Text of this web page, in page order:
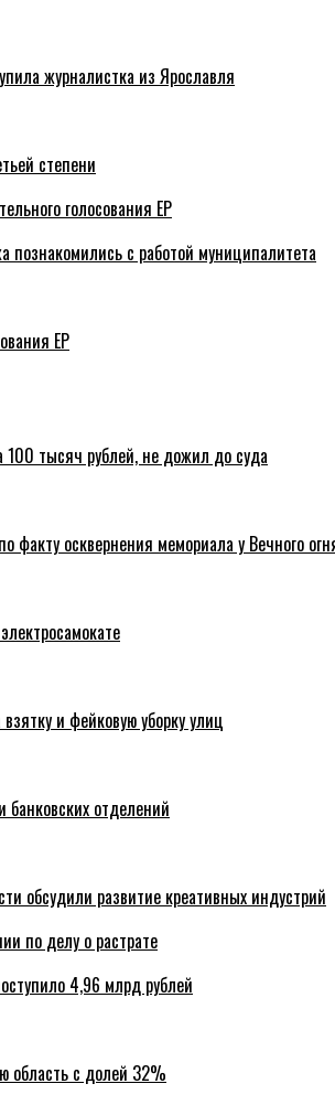
журналистка из Ярославля
степени
голосования ЕР
познакомились с работой муниципалитета
ЕР
100 тысяч рублей, не дожил до суда
факту осквернения мемориала у Вечного
и фейковую уборку улиц
отделений
обсудили развитие креативных индустрий
по делу о растрате
4,96 млрд рублей
область с долей 32%